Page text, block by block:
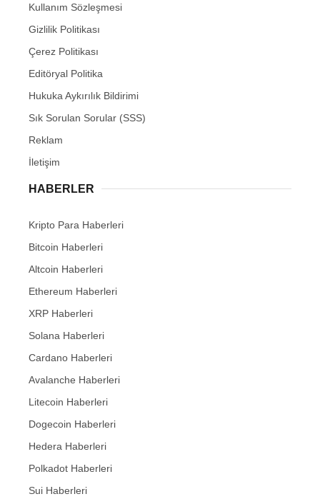
Kullanım Sözleşmesi
Gizlilik Politikası
Çerez Politikası
Editöryal Politika
Hukuka Aykırılık Bildirimi
Sık Sorulan Sorular (SSS)
Reklam
İletişim
HABERLER
Kripto Para Haberleri
Bitcoin Haberleri
Altcoin Haberleri
Ethereum Haberleri
XRP Haberleri
Solana Haberleri
Cardano Haberleri
Avalanche Haberleri
Litecoin Haberleri
Dogecoin Haberleri
Hedera Haberleri
Polkadot Haberleri
Sui Haberleri